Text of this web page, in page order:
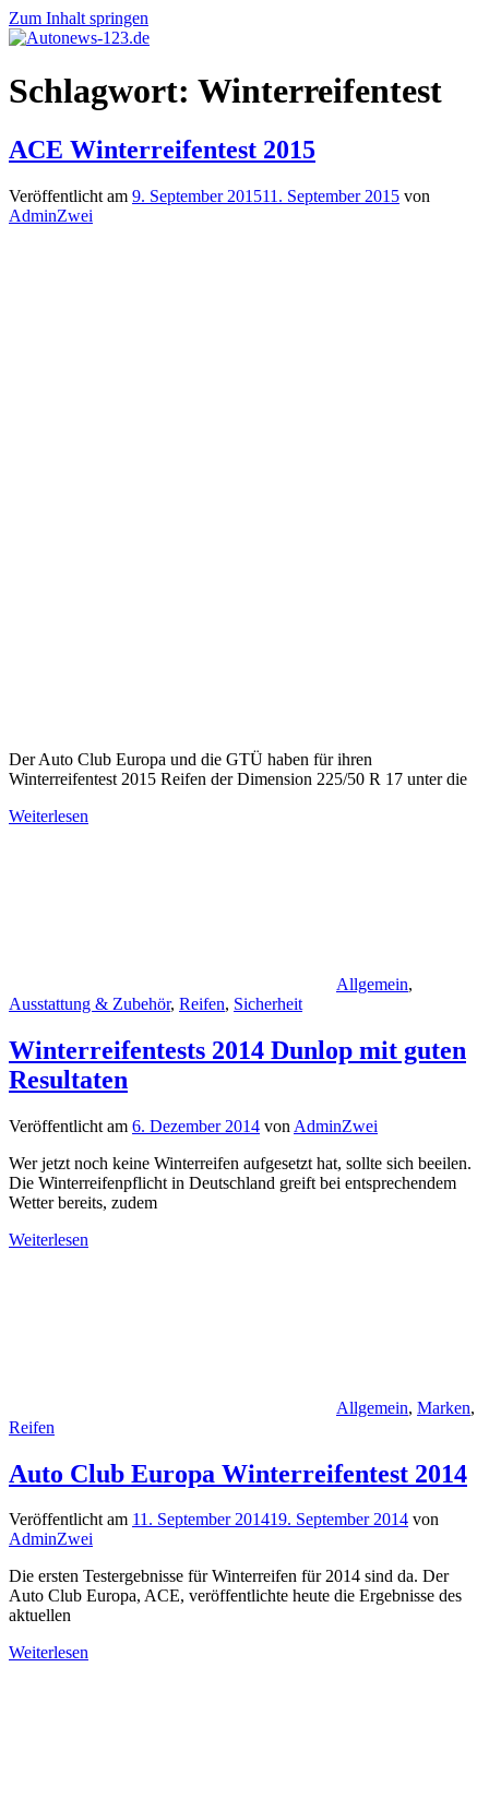
Zum Inhalt springen
Autonews-
123.de
Autonews
mit
Schlagwort: Winterreifentest
ACE Winterreifentest 2015
Veröffentlicht am 9. September 201511. September 2015 von
AdminZwei
Der Auto Club Europa und die GTÜ haben für ihren
Winterreifentest 2015 Reifen der Dimension 225/50 R 17 unter die
Weiterlesen
Allgemein,
Ausstattung & Zubehör, Reifen, Sicherheit
Winterreifentests 2014 Dunlop mit guten
Resultaten
Veröffentlicht am 6. Dezember 2014 von AdminZwei
Wer jetzt noch keine Winterreifen aufgesetzt hat, sollte sich beeilen.
Die Winterreifenpflicht in Deutschland greift bei entsprechendem
Wetter bereits, zudem
Weiterlesen
Allgemein, Marken,
Reifen
Auto Club Europa Winterreifentest 2014
Veröffentlicht am 11. September 201419. September 2014 von
AdminZwei
Die ersten Testergebnisse für Winterreifen für 2014 sind da. Der
Auto Club Europa, ACE, veröffentlichte heute die Ergebnisse des
aktuellen
Weiterlesen